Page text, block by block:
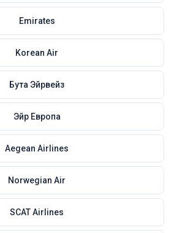
Emirates
Korean Air
Бута Эйрвейз
Эйр Европа
Aegean Airlines
Norwegian Air
SCAT Airlines